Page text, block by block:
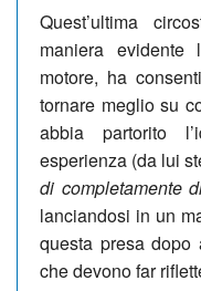
Quest’ultima
maniera
motore, ha
tornare meglio su
abbia partorito
esperienza (da lui
di completamente
lanciandosi in un
questa presa dopo
che devono far